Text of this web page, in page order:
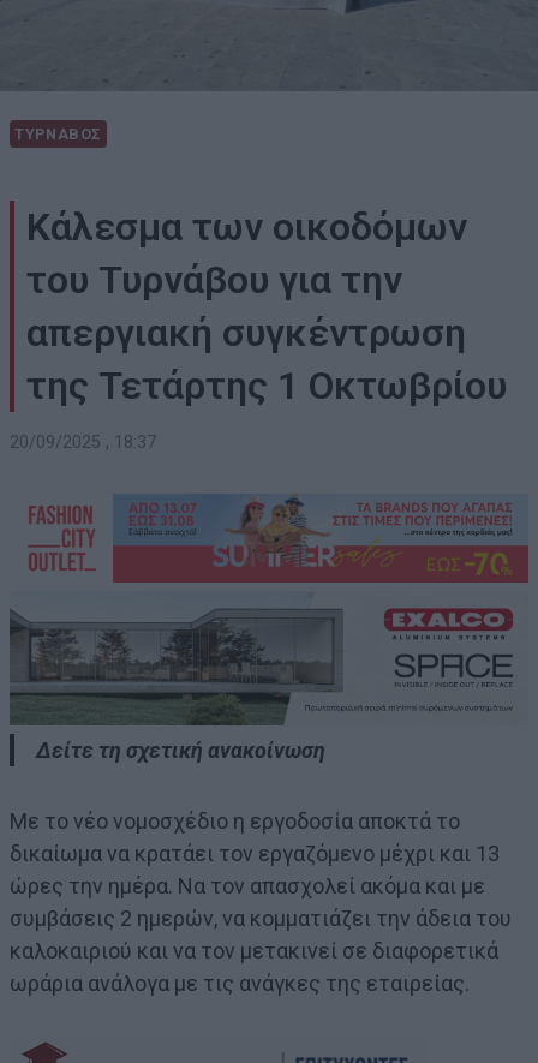
ΤΥΡΝΑΒΟΣ
Κάλεσμα των οικοδόμων
του Τυρνάβου για την
απεργιακή συγκέντρωση
της Τετάρτης 1 Οκτωβρίου
20/09/2025 , 18:37
Δείτε τη σχετική ανακοίνωση
Με το νέο νομοσχέδιο η εργοδοσία αποκτά το
δικαίωμα να κρατάει τον εργαζόμενο μέχρι και 13
ώρες την ημέρα. Να τον απασχολεί ακόμα και με
συμβάσεις 2 ημερών, να κομματιάζει την άδεια του
καλοκαιριού και να τον μετακινεί σε διαφορετικά
ωράρια ανάλογα με τις ανάγκες της εταιρείας.